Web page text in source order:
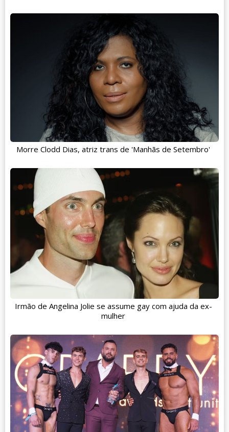
Morre Clodd Dias, atriz trans de 'Manhãs de Setembro'
Irmão de Angelina Jolie se assume gay com ajuda da ex-
mulher